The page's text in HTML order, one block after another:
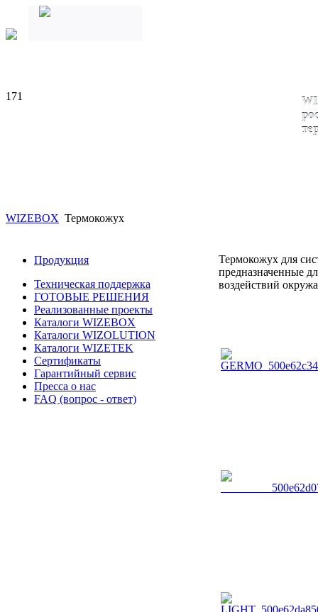
171
WIZEBOX Термокожух
Продукция
Техническая поддержка
ГОТОВЫЕ РЕШЕНИЯ
Реализованные проекты
Каталоги WIZEBOX
Каталоги WIZOLUTION
Каталоги WIZETEK
Сертификаты
Гарантийный сервис
Пресса о нас
FAQ (вопрос - ответ)
Термокожух для
предназначенные
воздействий